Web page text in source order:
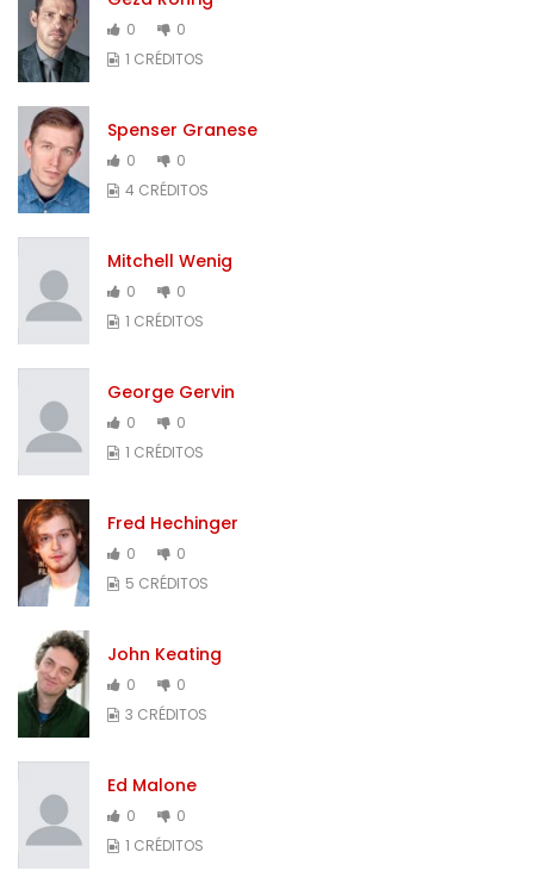
0
0
1 CRÉDITOS
Spenser Granese
0
0
4 CRÉDITOS
Mitchell Wenig
0
0
1 CRÉDITOS
George Gervin
0
0
1 CRÉDITOS
Fred Hechinger
0
0
5 CRÉDITOS
John Keating
0
0
3 CRÉDITOS
Ed Malone
0
0
1 CRÉDITOS